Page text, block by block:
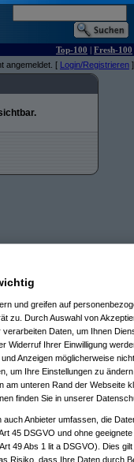
Top-100 | Fresh-100
angemeldet. [ Login/Registrieren ]
und greifen auf
zu. Durch Auswahl von
Daten, um Ihnen
Widerruf Ihrer Einwilligung
Anzeigen möglicherweise
um Ihre Einstellungen zu
am unteren Rand der Webseite
finden Sie in unserer
Anbieter umfassen, die
45 DSGVO und ohne
49 Abs 1 lit a DSGVO). Dies
Risiko, dass Ihre Daten durch